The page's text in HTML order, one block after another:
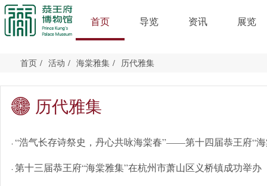
首页 导览 资讯 展览
首页 / 活动 / 海棠雅集 / 历代雅集
历代雅集
· “浩气长存诗祭史，丹心共咏海棠春”——第十四届恭王府“
· 第十三届恭王府“海棠雅集”在杭州市萧山区义桥镇成功举办